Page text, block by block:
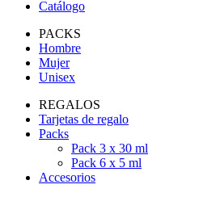
Catálogo
PACKS
Hombre
Mujer
Unisex
REGALOS
Tarjetas de regalo
Packs
Pack 3 x 30 ml
Pack 6 x 5 ml
Accesorios